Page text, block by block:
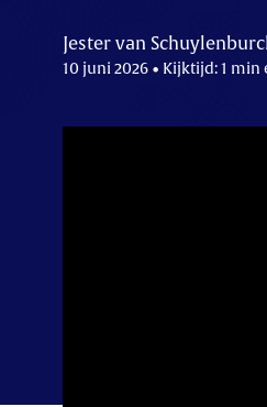
Jester van
10 juni 2026 • Kijktijd: 1 min